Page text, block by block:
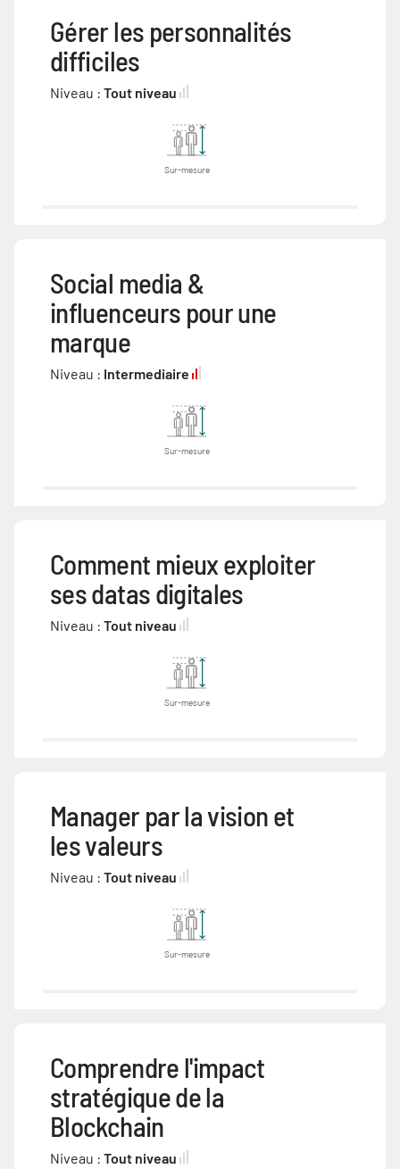
Gérer les personnalités
difficiles
Niveau : Tout niveau
Sur-mesure
Social media &
influenceurs pour une
marque
Niveau : Intermediaire
Sur-mesure
Comment mieux exploiter
ses datas digitales
Niveau : Tout niveau
Sur-mesure
Manager par la vision et
les valeurs
Niveau : Tout niveau
Sur-mesure
Comprendre l'impact
stratégique de la
Blockchain
Niveau : Tout niveau